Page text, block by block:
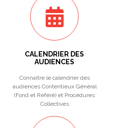
CALENDRIER DES
AUDIENCES
Connaître le calendrier des
audiences Contentieux Général
(Fond et Référé) et Procédures
Collectives